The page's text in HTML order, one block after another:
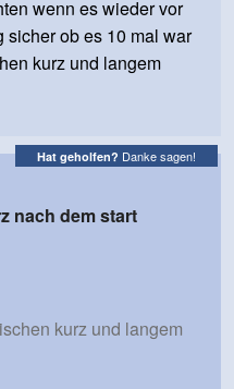
wenn es wieder vor
sicher ob es 10 mal war
kurz und langem
Hat geholfen? Danke sagen!
nach dem start
kurz und langem